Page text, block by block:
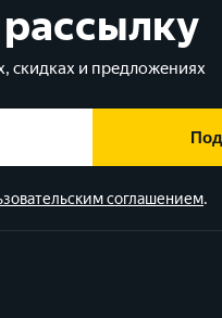
скидках и предложениях
соглашением.